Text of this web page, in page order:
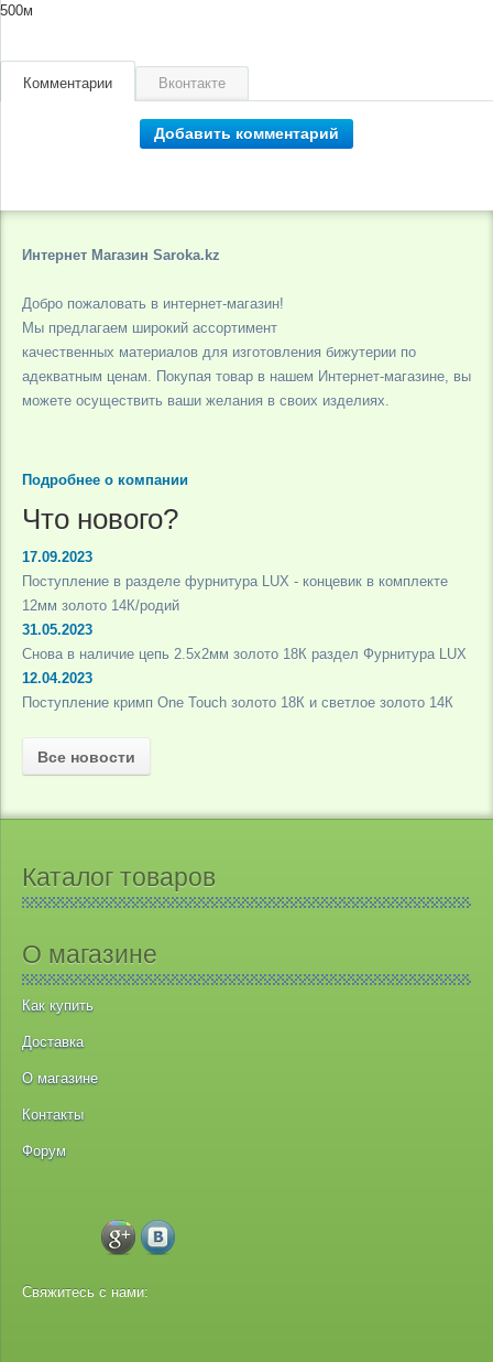
500м
Комментарии Вконтакте
Добавить комментарий
Интернет Магазин Saroka.kz
Добро пожаловать в интернет-магазин!
Мы предлагаем широкий ассортимент
качественных материалов для изготовления бижутерии по
адекватным ценам. Покупая товар в нашем Интернет-магазине, вы
можете осуществить ваши желания в своих изделиях.
Подробнее о компании
Что нового?
17.09.2023
Поступление в разделе фурнитура LUX - концевик в комплекте
12мм золото 14К/родий
31.05.2023
Снова в наличие цепь 2.5х2мм золото 18К раздел Фурнитура LUX
12.04.2023
Поступление кримп One Touch золото 18К и светлое золото 14К
Все новости
Каталог товаров
О магазине
Как купить
Доставка
О магазине
Контакты
Форум
Свяжитесь с нами: